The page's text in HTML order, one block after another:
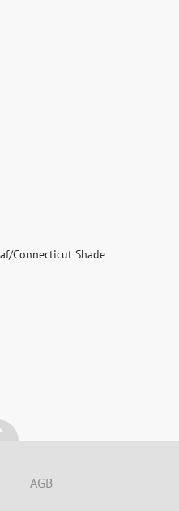
Connecticut Shade
AGB
Sortiment unseres Ladens
Tastings und Events
Dann melden Sie sich
lohnt sich!